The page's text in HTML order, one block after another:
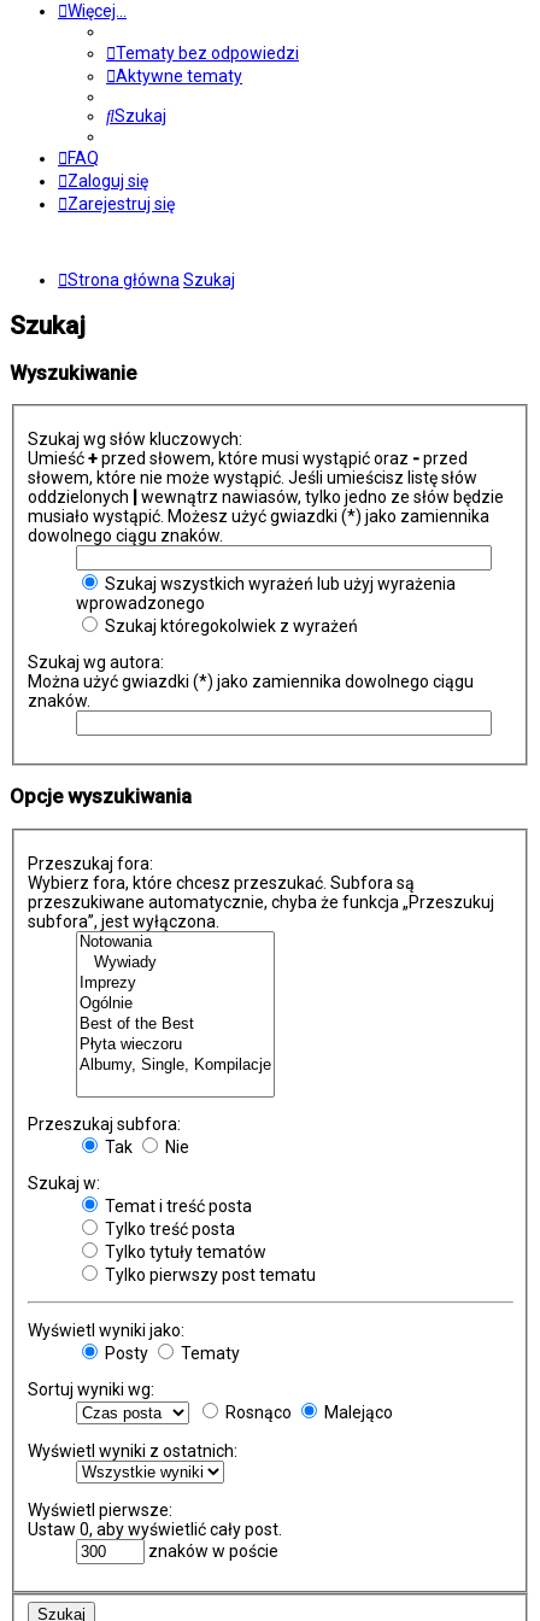
Więcej…
Tematy bez odpowiedzi
Aktywne tematy
Szukaj
FAQ
Zaloguj się
Zarejestruj się
Strona główna Szukaj
Szukaj
Wyszukiwanie
Szukaj wg słów kluczowych:
Umieść+przed słowem, które musi wystąpić oraz -przed
słowem, które nie może wystąpić. Jeśli umieścisz listę słów
oddzielonych
wewnątrz nawiasów, tylko jedno ze słów będzie
musiało wystąpić. Możesz użyć gwiazdki (*) jako zamiennika
dowolnego ciągu znaków.
Szukaj wszystkich wyrażeń lub użyj wyrażenia
wprowadzonego
Szukaj któregokolwiek z wyrażeń
Szukaj wg autora:
Można użyć gwiazdki (*) jako zamiennika dowolnego ciągu
znaków.
Opcje wyszukiwania
Przeszukaj fora:
Wybierz fora, które chcesz przeszukać. Subfora są
przeszukiwane automatycznie, chyba że funkcja „Przeszukuj
subfora”, jest wyłączona.
Przeszukaj subfora:
Tak
Nie
Szukaj w:
Temat i treść posta
Tylko treść posta
Tylko tytuły tematów
Tylko pierwszy post tematu
Wyświetl wyniki jako:
Posty
Tematy
Sortuj wyniki wg:
Rosnąco
Malejąco
Wyświetl wyniki z ostatnich:
Wyświetl pierwsze:
Ustaw 0, aby wyświetlić cały post.
znaków w poście